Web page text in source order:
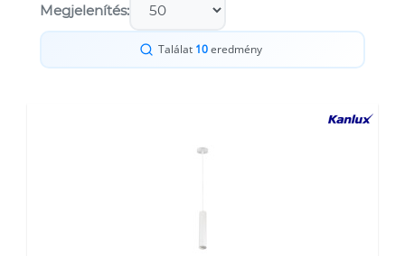
Megjelenítés:
Találat 10eredmény